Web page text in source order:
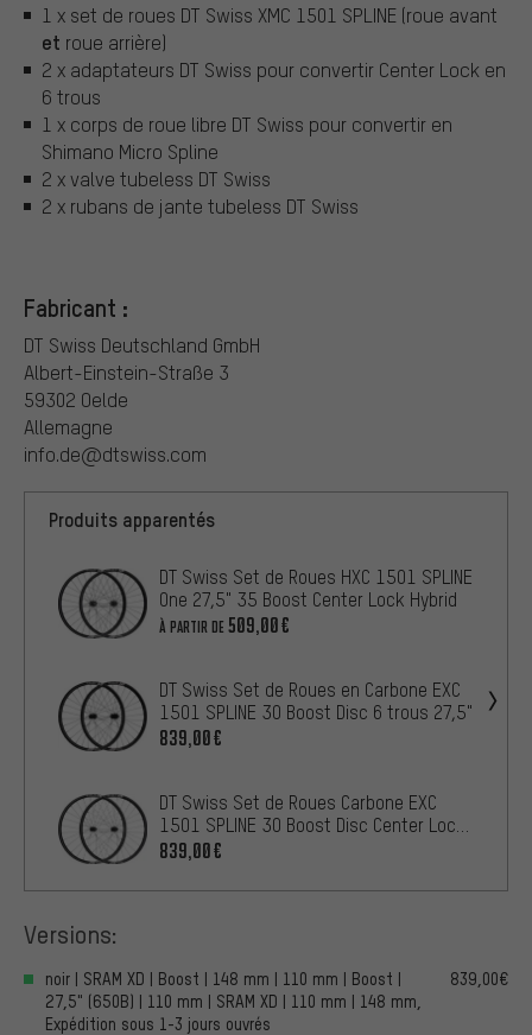
1 x set de roues DT Swiss XMC 1501 SPLINE (roue avant
et roue arrière)
2 x adaptateurs DT Swiss pour convertir Center Lock en
6 trous
1 x corps de roue libre DT Swiss pour convertir en
Shimano Micro Spline
2 x valve tubeless DT Swiss
2 x rubans de jante tubeless DT Swiss
Fabricant :
DT Swiss Deutschland GmbH
Albert-Einstein-Straße 3
59302 Oelde
Allemagne
info.de@dtswiss.com
Produits apparentés
DT Swiss Set de Roues HXC 1501 SPLINE
One 27,5" 35 Boost Center Lock Hybrid
À PARTIR DE 509,00€
DT Swiss Set de Roues en Carbone EXC
1501 SPLINE 30 Boost Disc 6 trous 27,5"
839,00€
DT Swiss Set de Roues Carbone EXC
1501 SPLINE 30 Boost Disc Center Lock
27,5"
839,00€
Versions:
noir | SRAM XD | Boost | 148 mm | 110 mm | Boost |
27,5" (650B) | 110 mm | SRAM XD | 110 mm | 148 mm,
Expédition sous 1-3 jours ouvrés
839,00€